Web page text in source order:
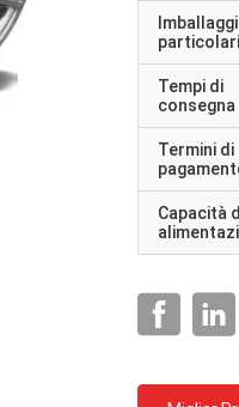
Imballaggi
particolari
Tempi di
consegna
Termini di
Capacità